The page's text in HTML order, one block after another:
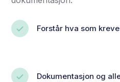
Forstår hva som
Dokumentasjon og